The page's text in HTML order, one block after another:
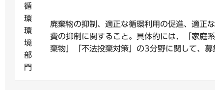
循
環
環
境
部
門
廃棄物の抑制、適正な循環利用の促進、適正な
費の抑制に関すること。具体的には、「家庭系
棄物」「不法投棄対策」の3分野に関して、募